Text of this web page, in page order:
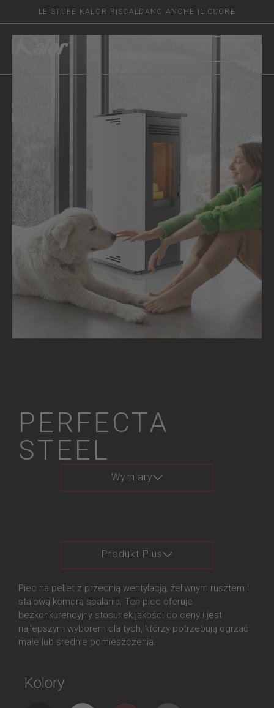
LE STUFE KALOR RISCALDANO ANCHE IL CUORE
PERFECTA
STEEL
Wymiary
Produkt Plus
Piec na pellet z przednią wentylacją, żeliwnym rusztem i
stalową komorą spalania. Ten piec oferuje
bezkonkurencyjny stosunek jakości do ceny i jest
najlepszym wyborem dla tych, którzy potrzebują ogrzać
małe lub średnie pomieszczenia.
Kolory